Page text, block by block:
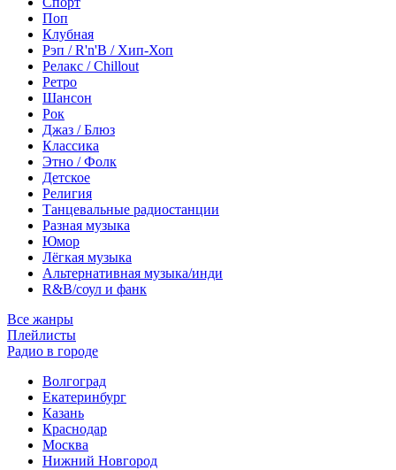
Поп
Клубная
Рэп / R'n'B / Хип-Хоп
Релакс / Chillout
Ретро
Шансон
Рок
Джаз / Блюз
Классика
Этно / Фолк
Детское
Религия
Танцевальные радиостанции
Разная музыка
Юмор
Лёгкая музыка
Альтернативная музыка/инди
R&B/cоул и фанк
Все жанры
Плейлисты
Радио в городе
Волгоград
Екатеринбург
Казань
Краснодар
Москва
Нижний Новгород